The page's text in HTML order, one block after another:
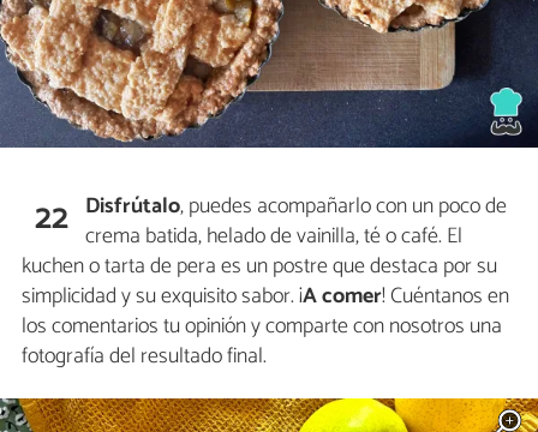
22 Disfrútalo, puedes acompañarlo con un poco de
crema batida, helado de vainilla, té o café. El
kuchen o tarta de pera es un postre que destaca por su
simplicidad y su exquisito sabor. ¡A comer! Cuéntanos en
los comentarios tu opinión y comparte con nosotros una
fotografía del resultado final.